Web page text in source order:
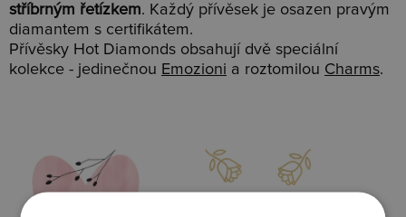
stříbrným řetízkem. Každý přívěsek je osazen pravým
diamantem s certifikátem.
Přívěsky Hot Diamonds obsahují dvě speciální
kolekce - jedinečnou Emozioni a roztomilou Charms.
Slevy Doprava